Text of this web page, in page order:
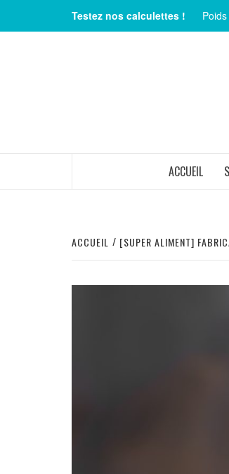
contenu
Testez nos calculettes !
ACCUEIL
ACCUEIL [SUPER ALIMENT]